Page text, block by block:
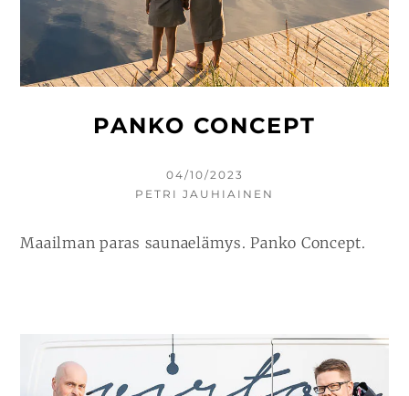
PANKO CONCEPT
KIRJOITETTU
04/10/2023
KIRJOITTAJA
PETRI JAUHIAINEN
Maailman paras saunaelämys. Panko Concept.